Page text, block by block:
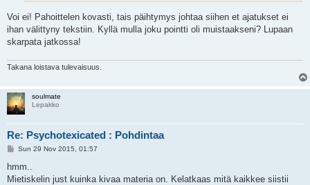
Voi ei! Pahoittelen kovasti, tais päihtymys johtaa siihen et ajatukset ei
ihan välittyny tekstiin. Kyllä mulla joku pointti oli muistaakseni? Lupaan
skarpata jatkossa!
Takana loistava tulevaisuus.
soulmate
Lepakko
Re: Psychotexicated : Pohdintaa
P
s
Sun 29 Nov 2015, 01:57
hmm..
Mietiskelin just kuinka kivaa materia on. Kelatkaas mitä kaikkee siistii